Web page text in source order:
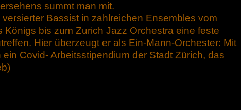
summt man mit.
Bassist in zahlreichen Ensembles vom
bis zum Zurich Jazz Orchestra eine feste
Hier überzeugt er als Ein-Mann-Orchester: Mit
Covid- Arbeitsstipendium der Stadt Zürich, das